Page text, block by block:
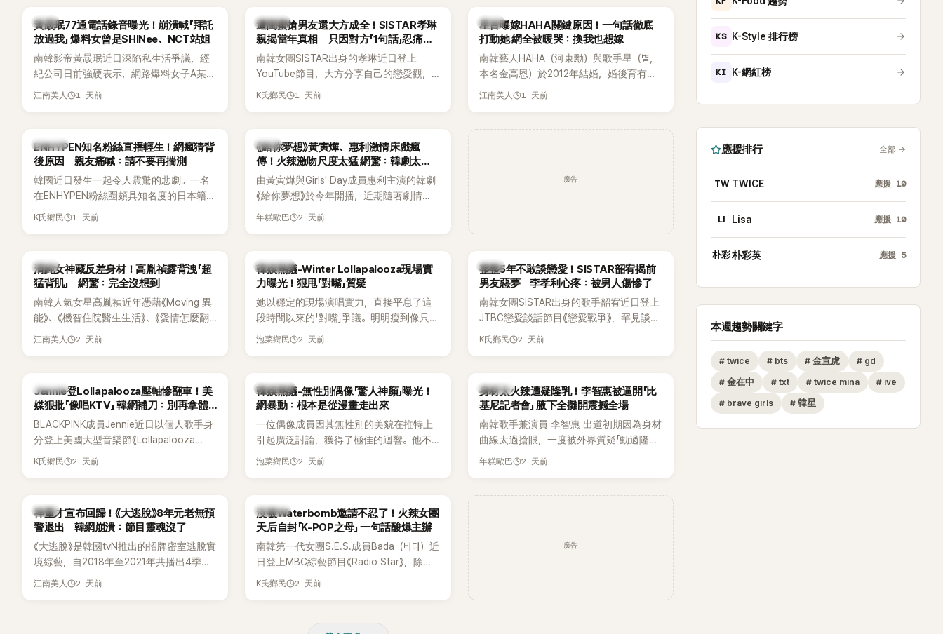
前一直堅守「婚前守貞」的原因之一。
的音樂風格，在海外尤其是歐美市場累積
不少人氣，逐漸成為第五代女團中極具辨
識度的新生代代表之一。
韓星
黃晸珉77通電話錄音曝光！崩潰喊「拜託
放過我」 爆料女曾是SHINee、NCT站姐
南韓影帝黃晸珉近日深陷私生活爭議，經
紀公司日前強硬表示，網路爆料女子A某涉
嫌長期跟蹤黃晸珉，已正式採取法律行
的單方面騷擾。如今，韓媒《Dispatch》再
曝光雙方77通電話的錄音內容，而A也首
度承認自己過去曾是SHINee、NCT等偶像
團體的「站姐」，事件持續延燒。
江南美人 1 天前
K-POP
遭閨蜜搶男友還大方成全！SISTAR孝琳
親揭當年真相 只因對方「1句話」忍痛放
手
南韓女團SISTAR出身的孝琳近日登上
YouTube節目，大方分享自己的戀愛觀，
更首度坦承過去曾遭最好的朋友搶走男
K氏鄉民 1 天前
韓星
星首曝嫁HAHA關鍵原因！一句話徹底
打動她 網全被暖哭：換我也想嫁
南韓藝人HAHA（河東勳）與歌手星（별，
本名金高恩）於2012年結婚，婚後育有兩
子一女，一家五口生活幸福美滿，也是韓
江南美人 1 天前
K-POP
ENHYPEN知名粉絲直播輕生！網瘋猜背
後原因 親友痛喊：請不要再揣測
韓國近日發生一起令人震驚的悲劇。一名
在ENHYPEN粉絲圈頗具知名度的日本籍女
粉絲，日前在TikTok直播期間輕生，最終
止揣測，盼逝者安息。
K氏鄉民 1 天前
韓劇
《給你夢想》黃寅燁、惠利激情床戲瘋
傳！火辣激吻尺度太猛 網驚：韓劇太敢
拍
由黃寅燁與Girls' Day成員惠利主演的韓劇
《給你夢想》於今年開播，近期隨著劇情進
入高潮，男女主角的感情線快速升溫。最
年糕歐巴 2 天前
廣告
韓星
清純女神藏反差身材！高胤禎露背洩「超
猛背肌」 網驚：完全沒想到
南韓人氣女星高胤禎近年憑藉《Moving 異
能》、《機智住院醫生生活》、《愛情怎麼翻
譯？》、《努力克服自卑的我們》等多部熱門
近況照意外掀起熱議，不是因為仙氣十足
的美貌，而是藏在纖細身材下的超狂背肌
與肩膀線條，反差感十足，讓不少網友看
傻直呼：「原來她身材這麼猛！」
江南美人 2 天前
熱議討論
韓娛熱議-Winter Lollapalooza現場實
力曝光！狠甩「對嘴」質疑
她以穩定的現場演唱實力，直接平息了這
段時間以來的「對嘴」爭議。明明瘦到像只剩
骨頭，怎麼還能唱出這麼驚人的爆發力和
泡菜鄉民 2 天前
韓星
整整5年不敢談戀愛！SISTAR韶宥揭前
男友惡夢 李孝利心疼：被男人傷慘了
南韓女團SISTAR出身的歌手韶宥近日登上
JTBC戀愛談話節目《戀愛戰爭》，罕見談及
自己的感情生活，不僅坦言已經整整5年沒
K氏鄉民 2 天前
K-POP
Jennie登Lollapalooza壓軸慘翻車！美
媒狠批「像唱KTV」 韓網補刀：別再拿體
力當藉口
BLACKPINK成員Jennie近日以個人歌手身
分登上美國大型音樂節《Lollapalooza
Chicago》主舞台，不僅成為首位擔任該音
遭部分網友質疑，就連美國當地媒體也毫
不留情給出負評，甚至形容整場演出「就像
一場豪華KTV」。
K氏鄉民 2 天前
熱議討論
韓娛熱議-無性別偶像「驚人神顏」曝光！
網暴動：根本是從漫畫走出來
一位偶像成員因其無性別的美貌在推特上
引起廣泛討論，獲得了極佳的迴響。他不
僅外型出眾，舞技也備受讚譽。
泡菜鄉民 2 天前
K-POP
身材太火辣遭疑隆乳！李智惠被逼開「比
基尼記者會」 腋下全攤開震撼全場
南韓歌手兼演員 李智惠 出道初期因為身材
曲線太過搶眼，一度被外界質疑「動過隆乳
手術」，最後甚至被公司安排親上火線，召
《我的經紀人太難搞－秘書鎮》，邀請同時
年糕歐巴 2 天前
韓星
神童才宣布回歸！《大逃脫》8年元老無預
警退出 韓網崩潰：節目靈魂沒了
《大逃脫》是韓國tvN推出的招牌密室逃脫實
境綜藝，自2018年至2021年共播出4季，
由鄭鍾淵PD打造完整的「大逃脫宇宙
江南美人 2 天前
K-POP
沒被Waterbomb邀請不忍了！火辣女團
天后自封「K-POP之母」 一句話酸爆主辦
南韓第一代女團S.E.S.成員Bada（바다）近
日登上MBC綜藝節目《Radio Star》，除了
分享近況，還罕見公開向夏季音樂節
K氏鄉民 2 天前
廣告
KS K-Style 排行榜
KI K-網紅榜
應援排行 全部 →
TW TWICE 應援 10
LI Lisa 應援 10
朴彩朴彩英 應援 5
本週趨勢關鍵字
# twice # bts # 金宣虎 # gd
# 金在中 # txt # twice mina # ive
# brave girls # 韓星